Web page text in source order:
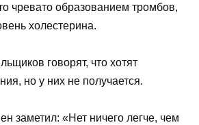
чревато образованием тромбов,
холестерина.
говорят, что хотят
но у них не получается.
заметил: «Нет ничего легче, чем